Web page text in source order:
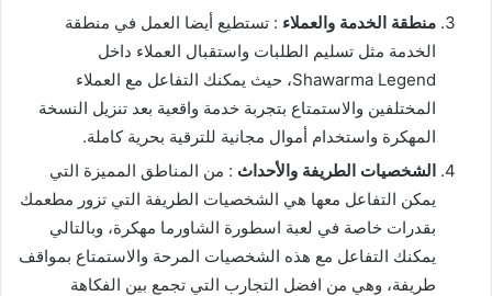
منطقة الخدمة والعملاء : تستطيع أيضا العمل في منطقة
الخدمة مثل تسليم الطلبات واستقبال العملاء داخل
Shawarma Legend، حيث يمكنك التفاعل مع العملاء
المختلفين والاستمتاع بتجربة خدمة واقعية بعد تنزيل النسخة
المهكرة واستخدام أموال مجانية للترقية بحرية كاملة.
الشخصيات الطريفة والأحداث : من المناطق المميزة التي
يمكن التفاعل معها هي الشخصيات الطريفة التي تزور مطعمك
بقدرات خاصة في لعبة اسطورة الشاورما مهكرة، وبالتالي
يمكنك التفاعل مع هذه الشخصيات المرحة والاستمتاع بمواقف
طريفة، وهي من افضل التجارب التي تجمع بين الفكاهة